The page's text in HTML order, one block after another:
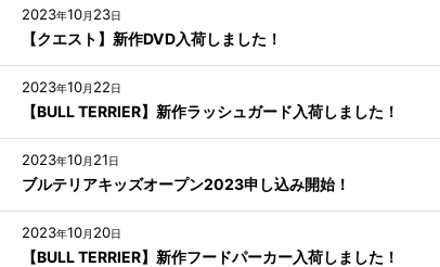
2023年10月 23日
【クエスト】新作DVD入荷しました！
2023年10月 22日
【BULL TERRIER】新作ラッシュガード入荷しました！
2023年10月 21日
ブルテリアキッズオープン2023申し込み開始！
2023年10月 20日
【BULL TERRIER】新作フードパーカー入荷しました！